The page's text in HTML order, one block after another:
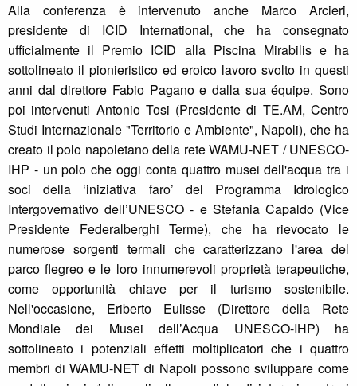
Alla conferenza è intervenuto anche Marco Arcieri,
presidente di ICID International, che ha consegnato
ufficialmente il Premio ICID alla Piscina Mirabilis e ha
sottolineato il pionieristico ed eroico lavoro svolto in questi
anni dal direttore Fabio Pagano e dalla sua équipe. Sono
poi intervenuti Antonio Tosi (Presidente di TE.AM, Centro
Studi Internazionale "Territorio e Ambiente", Napoli), che ha
creato il polo napoletano della rete WAMU-NET / UNESCO-
IHP - un polo che oggi conta quattro musei dell'acqua tra i
soci della ‘iniziativa faro’ del Programma Idrologico
Intergovernativo dell’UNESCO - e Stefania Capaldo (Vice
Presidente Federalberghi Terme), che ha rievocato le
numerose sorgenti termali che caratterizzano l'area del
parco flegreo e le loro innumerevoli proprietà terapeutiche,
come opportunità chiave per il turismo sostenibile.
Nell'occasione, Eriberto Eulisse (Direttore della Rete
Mondiale dei Musei dell’Acqua UNESCO-IHP) ha
sottolineato i potenziali effetti moltiplicatori che i quattro
membri di WAMU-NET di Napoli possono sviluppare come